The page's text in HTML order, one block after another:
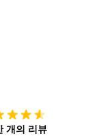
개의 리뷰